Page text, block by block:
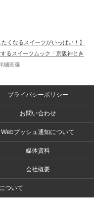
たくなるスイーツがいっぱい！】
るスイーツムック「京阪神とき
細画像
プライバシーポリシー
お問い合わせ
Webプッシュ通知について
媒体資料
会社概要
ついて